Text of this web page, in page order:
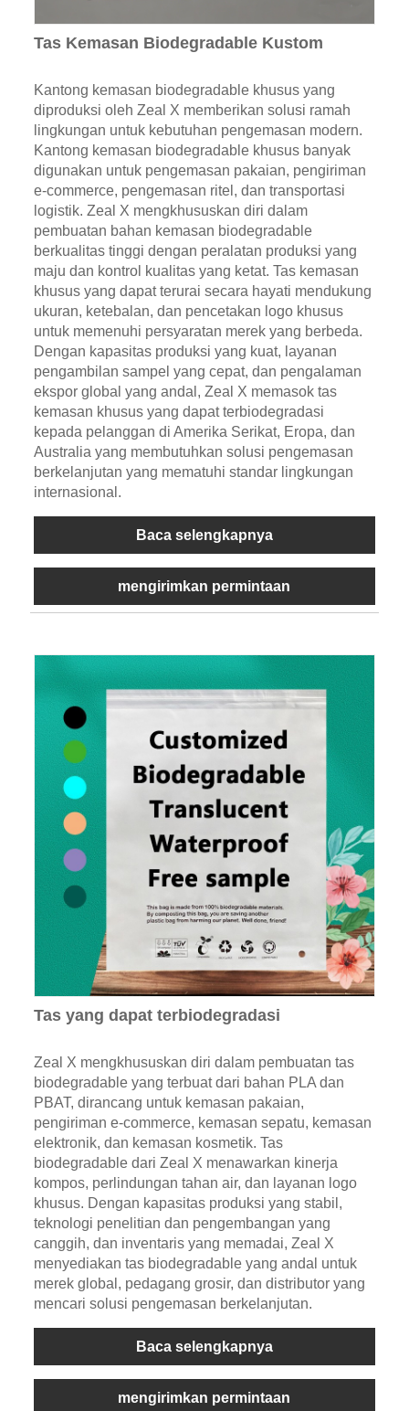
Tas Kemasan Biodegradable Kustom
Kantong kemasan biodegradable khusus yang
diproduksi oleh Zeal X memberikan solusi ramah
lingkungan untuk kebutuhan pengemasan modern.
Kantong kemasan biodegradable khusus banyak
digunakan untuk pengemasan pakaian, pengiriman
e-commerce, pengemasan ritel, dan transportasi
logistik. Zeal X mengkhususkan diri dalam
pembuatan bahan kemasan biodegradable
berkualitas tinggi dengan peralatan produksi yang
maju dan kontrol kualitas yang ketat. Tas kemasan
khusus yang dapat terurai secara hayati mendukung
ukuran, ketebalan, dan pencetakan logo khusus
untuk memenuhi persyaratan merek yang berbeda.
Dengan kapasitas produksi yang kuat, layanan
pengambilan sampel yang cepat, dan pengalaman
ekspor global yang andal, Zeal X memasok tas
kemasan khusus yang dapat terbiodegradasi
kepada pelanggan di Amerika Serikat, Eropa, dan
Australia yang membutuhkan solusi pengemasan
berkelanjutan yang mematuhi standar lingkungan
internasional.
Baca selengkapnya
mengirimkan permintaan
Tas yang dapat terbiodegradasi
Zeal X mengkhususkan diri dalam pembuatan tas
biodegradable yang terbuat dari bahan PLA dan
PBAT, dirancang untuk kemasan pakaian,
pengiriman e-commerce, kemasan sepatu, kemasan
elektronik, dan kemasan kosmetik. Tas
biodegradable dari Zeal X menawarkan kinerja
kompos, perlindungan tahan air, dan layanan logo
khusus. Dengan kapasitas produksi yang stabil,
teknologi penelitian dan pengembangan yang
canggih, dan inventaris yang memadai, Zeal X
menyediakan tas biodegradable yang andal untuk
merek global, pedagang grosir, dan distributor yang
mencari solusi pengemasan berkelanjutan.
Baca selengkapnya
mengirimkan permintaan